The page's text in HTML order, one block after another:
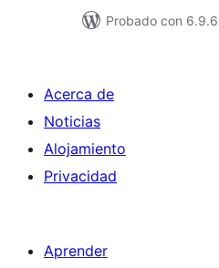
Probado con 6.9.6
Acerca de
Noticias
Alojamiento
Privacidad
Aprender